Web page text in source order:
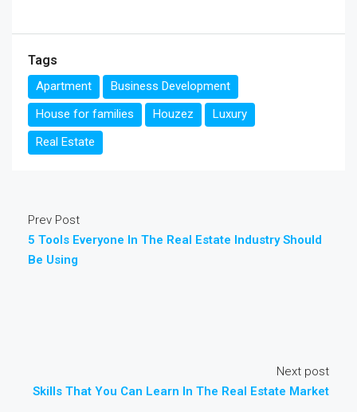
Tags
Apartment
Business Development
House for families
Houzez
Luxury
Real Estate
Prev Post
5 Tools Everyone In The Real Estate Industry Should
Be Using
Next post
Skills That You Can Learn In The Real Estate Market